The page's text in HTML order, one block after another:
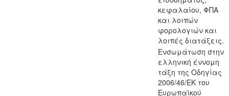
κεφαλαίου, ΦΠΑ
και λοιπών
φορολογιών και
λοιπές διατάξεις.
Ενσωμάτωση στην
ελληνική έννομη
τάξη της Οδηγίας
2006/46/ΕΚ του
Ευρωπαϊκού